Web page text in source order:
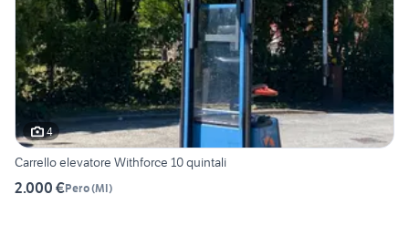
4
Carrello elevatore Withforce 10 quintali
2.000 €Pero(MI)